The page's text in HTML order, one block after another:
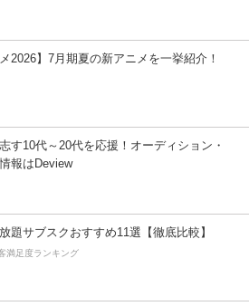
メ2026】7月期夏の新アニメを一挙紹介！
す10代～20代を応援！オーディション・
報はDeview
題サブスクおすすめ11選【徹底比較】
満足度ランキング